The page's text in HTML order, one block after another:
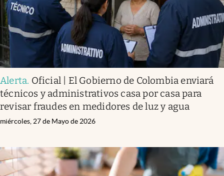
Alerta. Oficial | El Gobierno de Colombia enviará
técnicos y administrativos casa por casa para
revisar fraudes en medidores de luz y agua
miércoles, 27 de Mayo de 2026